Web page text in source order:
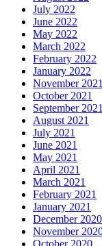
July 2022
June 2022
May 2022
March 2022
February 2022
January 2022
November 2021
October 2021
September 2021
August 2021
July 2021
June 2021
May 2021
April 2021
March 2021
February 2021
January 2021
December 2020
November